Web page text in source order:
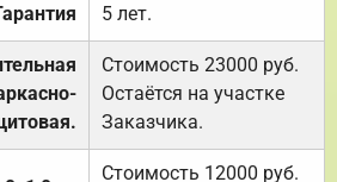
5 лет.
Стоимость 23000 руб.
Остаётся на участке
Заказчика.
Стоимость 12000 руб.